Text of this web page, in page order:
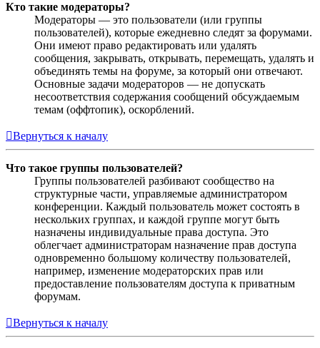
Кто такие модераторы?
Модераторы — это пользователи (или группы
пользователей), которые ежедневно следят за форумами.
Они имеют право редактировать или удалять
сообщения, закрывать, открывать, перемещать, удалять и
объединять темы на форуме, за который они отвечают.
Основные задачи модераторов — не допускать
несоответствия содержания сообщений обсуждаемым
темам (оффтопик), оскорблений.
Вернуться к началу
Что такое группы пользователей?
Группы пользователей разбивают сообщество на
структурные части, управляемые администратором
конференции. Каждый пользователь может состоять в
нескольких группах, и каждой группе могут быть
назначены индивидуальные права доступа. Это
облегчает администраторам назначение прав доступа
одновременно большому количеству пользователей,
например, изменение модераторских прав или
предоставление пользователям доступа к приватным
форумам.
Вернуться к началу